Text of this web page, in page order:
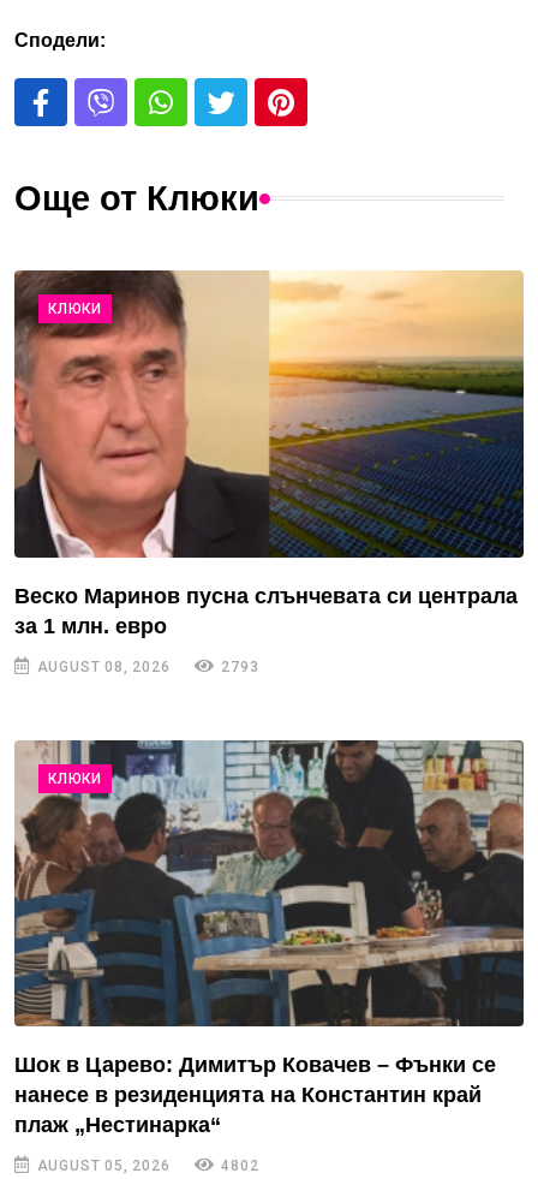
Сподели:
Още от Клюки
КЛЮКИ
Веско Маринов пусна слънчевата си централа
за 1 млн. евро
AUGUST 08, 2026 2793
КЛЮКИ
Шок в Царево: Димитър Ковачев – Фънки се
нанесе в резиденцията на Константин край
плаж „Нестинарка“
AUGUST 05, 2026 4802